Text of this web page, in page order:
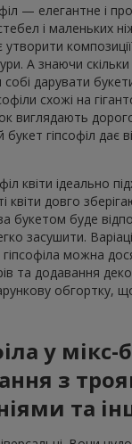
— елегантне і
і маленьких
А знаючи
дарувати
схожі на
виглядають
букет гіпсофіл дає
квіти ідеально
квіти довго
букетом буде
засушити.
можна
та додавання
обгортку,
у мікс-
з
та